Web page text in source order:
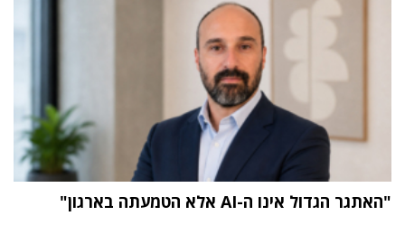
"האתגר הגדול אינו ה-AI אלא הטמעתה בארגון"